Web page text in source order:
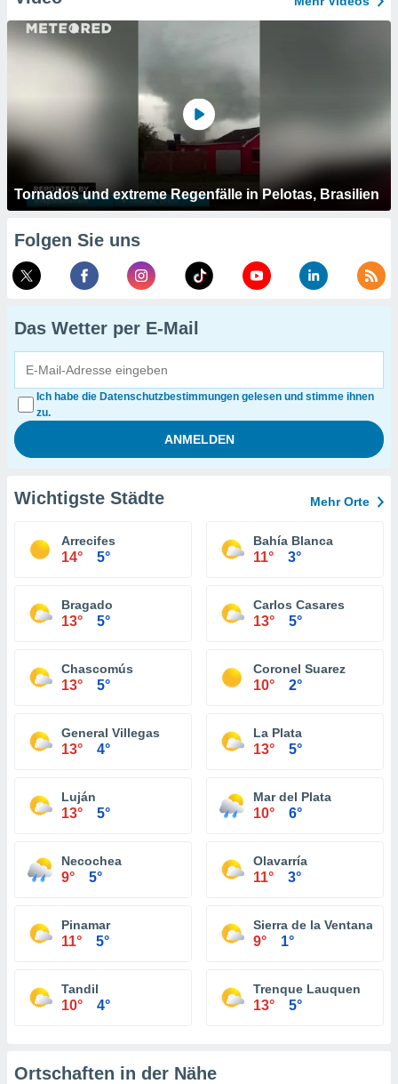
Tornados und extreme Regenfälle in Pelotas, Brasilien
Folgen Sie uns
Das Wetter per E-Mail
Ich habe die Datenschutzbestimmungen gelesen und stimme ihnen
zu.
Wichtigste Städte Mehr Orte
Arrecifes
14° 5°
Bahía Blanca
11° 3°
Bragado
13° 5°
Carlos Casares
13° 5°
Chascomús
13° 5°
Coronel Suarez
10° 2°
General Villegas
13° 4°
La Plata
13° 5°
Luján
13° 5°
Mar del Plata
10° 6°
Necochea
9° 5°
Olavarría
11° 3°
Pinamar
11° 5°
Sierra de la Ventana
9° 1°
Tandil
10° 4°
Trenque Lauquen
13° 5°
Ortschaften in der Nähe